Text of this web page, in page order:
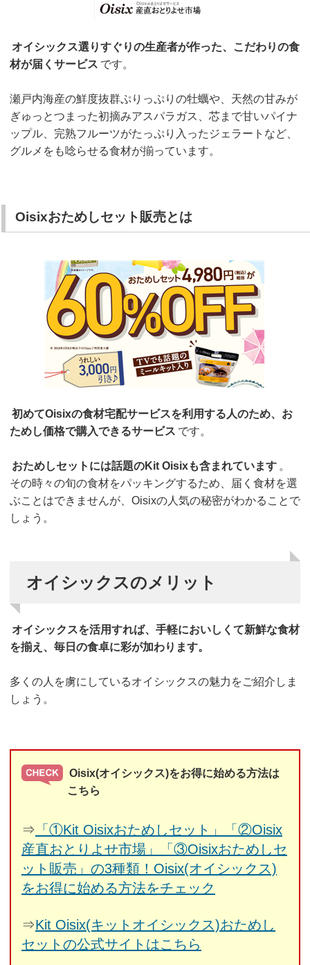
オイシックス選りすぐりの生産者が作った、こだわりの食
材が届くサービス です。
瀬戸内海産の鮮度抜群ぷりっぷりの牡蠣や、天然の甘みが
ぎゅっとつまった初摘みアスパラガス、芯まで甘いパイナ
ップル、完熟フルーツがたっぷり入ったジェラートなど、
グルメをも唸らせる食材が揃っています。
Oisixおためしセット販売とは
初めてOisixの食材宅配サービスを利用する人のため、お
ためし価格で購入できるサービス です。
おためしセットには話題のKit Oisixも含まれています 。
その時々の旬の食材をパッキングするため、届く食材を選
ぶことはできませんが、Oisixの人気の秘密がわかることで
しょう。
オイシックスのメリット
オイシックスを活用すれば、手軽においしくて新鮮な食材
を揃え、毎日の食卓に彩が加わります。
多くの人を虜にしているオイシックスの魅力をご紹介しま
しょう。
Oisix(オイシックス)をお得に始める方法は
こちら
⇒ 「①Kit Oisixおためしセット」「②Oisix
産直おとりよせ市場」「③Oisixおためしセ
ット販売」の3種類！Oisix(オイシックス)
をお得に始める方法をチェック
⇒Kit Oisix(キットオイシックス)おためし
セットの公式サイトはこちら